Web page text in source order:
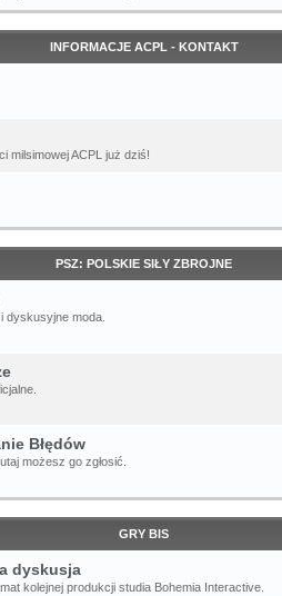
INFORMACJE ACPL - KONTAKT
milsimowej ACPL już dziś!
PSZ: POLSKIE SIŁY ZBROJNE
dyskusyjne moda.
Błędów
możesz go zgłosić.
GRY BIS
dyskusja
kolejnej produkcji studia Bohemia Interactive.